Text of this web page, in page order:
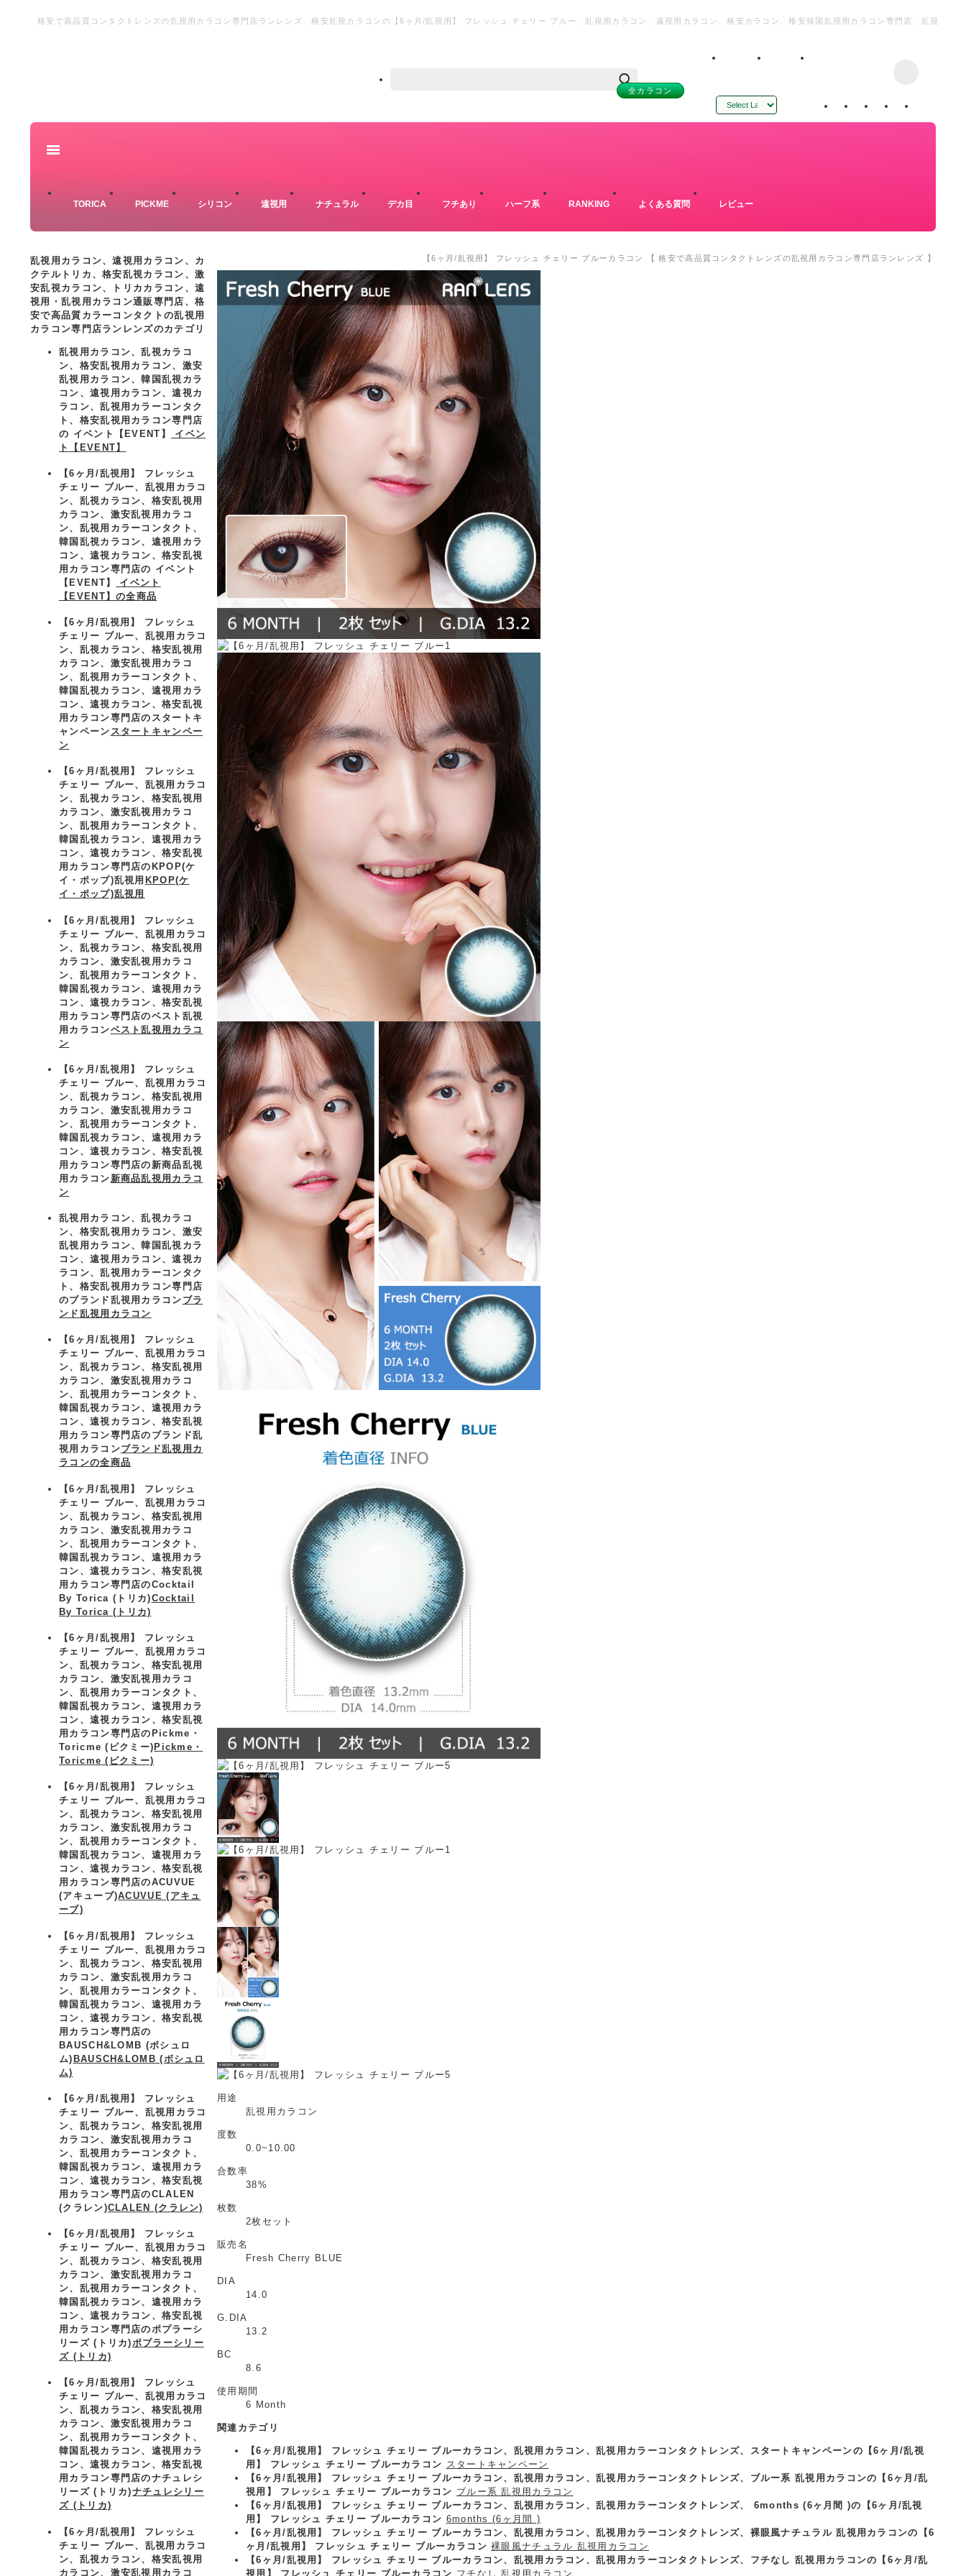
格安で高品質コンタクトレンズの乱視用カラコン専門店ランレンズ、格安乱視カラコンの【6ヶ月/乱視用】 フレッシュ チェリー ブルー、乱視用カラコン、遠視用カラコン、格安カラコン、格安韓国乱視用カラコン専門店、乱視
全カラコン
Powered by
TORICA PICKME シリコン 遠視用 ナチュラル デカ目 フチあり ハーフ系 RANKING よくある質問 レビュー
乱視用カラコン、遠視用カラコン、カ
クテルトリカ、格安乱視カラコン、激
安乱視カラコン、トリカカラコン、遠
視用・乱視用カラコン通販専門店、格
安で高品質カラーコンタクトの乱視用
カラコン専門店ランレンズのカテゴリ
乱視用カラコン、乱視カラコ
ン、格安乱視用カラコン、激安
乱視用カラコン、韓国乱視カラ
コン、遠視用カラコン、遠視カ
ラコン、乱視用カラーコンタク
ト、格安乱視用カラコン専門店
の イベント【EVENT】
イベン
ト【EVENT】
【6ヶ月/乱視用】 フレッシュ
チェリー ブルー、乱視用カラコ
ン、乱視カラコン、格安乱視用
カラコン、激安乱視用カラコ
ン、乱視用カラーコンタクト、
韓国乱視カラコン、遠視用カラ
コン、遠視カラコン、格安乱視
用カラコン専門店の イベント
【EVENT】
イベント
【EVENT】の全商品
【6ヶ月/乱視用】 フレッシュ
チェリー ブルー、乱視用カラコ
ン、乱視カラコン、格安乱視用
カラコン、激安乱視用カラコ
ン、乱視用カラーコンタクト、
韓国乱視カラコン、遠視用カラ
コン、遠視カラコン、格安乱視
用カラコン専門店のスタートキ
ャンペーン スタートキャンペー
ン
【6ヶ月/乱視用】 フレッシュ
チェリー ブルー、乱視用カラコ
ン、乱視カラコン、格安乱視用
カラコン、激安乱視用カラコ
ン、乱視用カラーコンタクト、
韓国乱視カラコン、遠視用カラ
コン、遠視カラコン、格安乱視
用カラコン専門店のKPOP(ケ
イ・ポップ)乱視用 KPOP(ケ
イ・ポップ)乱視用
【6ヶ月/乱視用】 フレッシュ
チェリー ブルー、乱視用カラコ
ン、乱視カラコン、格安乱視用
カラコン、激安乱視用カラコ
ン、乱視用カラーコンタクト、
韓国乱視カラコン、遠視用カラ
コン、遠視カラコン、格安乱視
用カラコン専門店のベスト乱視
用カラコンベスト乱視用カラコ
ン
【6ヶ月/乱視用】 フレッシュ
チェリー ブルー、乱視用カラコ
ン、乱視カラコン、格安乱視用
カラコン、激安乱視用カラコ
ン、乱視用カラーコンタクト、
韓国乱視カラコン、遠視用カラ
コン、遠視カラコン、格安乱視
用カラコン専門店の新商品乱視
用カラコン新商品乱視用カラコ
ン
乱視用カラコン、乱視カラコ
ン、格安乱視用カラコン、激安
乱視用カラコン、韓国乱視カラ
コン、遠視用カラコン、遠視カ
ラコン、乱視用カラーコンタク
ト、格安乱視用カラコン専門店
のブランド乱視用カラコン ブラ
ンド乱視用カラコン
【6ヶ月/乱視用】 フレッシュ
チェリー ブルー、乱視用カラコ
ン、乱視カラコン、格安乱視用
カラコン、激安乱視用カラコ
ン、乱視用カラーコンタクト、
韓国乱視カラコン、遠視用カラ
コン、遠視カラコン、格安乱視
用カラコン専門店のブランド乱
視用カラコンブランド乱視用カ
ラコンの全商品
【6ヶ月/乱視用】 フレッシュ
チェリー ブルー、乱視用カラコ
ン、乱視カラコン、格安乱視用
カラコン、激安乱視用カラコ
ン、乱視用カラーコンタクト、
韓国乱視カラコン、遠視用カラ
コン、遠視カラコン、格安乱視
用カラコン専門店のCocktail
By Torica (トリカ)Cocktail
By Torica (トリカ)
【6ヶ月/乱視用】 フレッシュ
チェリー ブルー、乱視用カラコ
ン、乱視カラコン、格安乱視用
カラコン、激安乱視用カラコ
ン、乱視用カラーコンタクト、
韓国乱視カラコン、遠視用カラ
コン、遠視カラコン、格安乱視
用カラコン専門店のPickme・
Toricme (ピクミー) Pickme・
Toricme (ピクミー)
【6ヶ月/乱視用】 フレッシュ
チェリー ブルー、乱視用カラコ
ン、乱視カラコン、格安乱視用
カラコン、激安乱視用カラコ
ン、乱視用カラーコンタクト、
韓国乱視カラコン、遠視用カラ
コン、遠視カラコン、格安乱視
用カラコン専門店のACUVUE
(アキューブ)ACUVUE (アキュ
ーブ)
【6ヶ月/乱視用】 フレッシュ
チェリー ブルー、乱視用カラコ
ン、乱視カラコン、格安乱視用
カラコン、激安乱視用カラコ
ン、乱視用カラーコンタクト、
韓国乱視カラコン、遠視用カラ
コン、遠視カラコン、格安乱視
用カラコン専門店の
BAUSCH&LOMB (ボシュロ
ム)BAUSCH&LOMB (ボシュロ
ム)
【6ヶ月/乱視用】 フレッシュ
チェリー ブルー、乱視用カラコ
ン、乱視カラコン、格安乱視用
カラコン、激安乱視用カラコ
ン、乱視用カラーコンタクト、
韓国乱視カラコン、遠視用カラ
コン、遠視カラコン、格安乱視
用カラコン専門店のCLALEN
(クラレン)CLALEN (クラレン)
【6ヶ月/乱視用】 フレッシュ
チェリー ブルー、乱視用カラコ
ン、乱視カラコン、格安乱視用
カラコン、激安乱視用カラコ
ン、乱視用カラーコンタクト、
韓国乱視カラコン、遠視用カラ
コン、遠視カラコン、格安乱視
用カラコン専門店のポプラーシ
リーズ (トリカ)ポプラーシリー
ズ (トリカ)
【6ヶ月/乱視用】 フレッシュ
チェリー ブルー、乱視用カラコ
ン、乱視カラコン、格安乱視用
カラコン、激安乱視用カラコ
ン、乱視用カラーコンタクト、
韓国乱視カラコン、遠視用カラ
コン、遠視カラコン、格安乱視
用カラコン専門店のナチュレシ
リーズ (トリカ)ナチュレシリー
ズ (トリカ)
【6ヶ月/乱視用】 フレッシュ
チェリー ブルー、乱視用カラコ
ン、乱視カラコン、格安乱視用
カラコン、激安乱視用カラコ
【6ヶ月/乱視用】 フレッシュ チェリー ブルーカラコン 【 格安で高品質コンタクトレンズの乱視用カラコン専門店ランレンズ 】
用途
乱視用カラコン
度数
0.0~10.00
合数率
38%
枚数
2枚セット
販売名
Fresh Cherry BLUE
DIA
14.0
G.DIA
13.2
BC
8.6
使用期間
6 Month
関連カテゴリ
【6ヶ月/乱視用】 フレッシュ チェリー ブルーカラコン、乱視用カラコン、乱視用カラーコンタクトレンズ、スタートキャンペーンの【6ヶ月/乱視
用】 フレッシュ チェリー ブルーカラコン スタートキャンペーン
【6ヶ月/乱視用】 フレッシュ チェリー ブルーカラコン、乱視用カラコン、乱視用カラーコンタクトレンズ、ブルー系 乱視用カラコンの【6ヶ月/乱
視用】 フレッシュ チェリー ブルーカラコン ブルー系 乱視用カラコン
【6ヶ月/乱視用】 フレッシュ チェリー ブルーカラコン、乱視用カラコン、乱視用カラーコンタクトレンズ、 6months (6ヶ月間 )の【6ヶ月/乱視
用】 フレッシュ チェリー ブルーカラコン 6months (6ヶ月間 )
【6ヶ月/乱視用】 フレッシュ チェリー ブルーカラコン、乱視用カラコン、乱視用カラーコンタクトレンズ、裸眼風ナチュラル 乱視用カラコンの【6
ヶ月/乱視用】 フレッシュ チェリー ブルーカラコン 裸眼風ナチュラル 乱視用カラコン
【6ヶ月/乱視用】 フレッシュ チェリー ブルーカラコン、乱視用カラコン、乱視用カラーコンタクトレンズ、フチなし 乱視用カラコンの【6ヶ月/乱
視用】 フレッシュ チェリー ブルーカラコン フチなし 乱視用カラコン